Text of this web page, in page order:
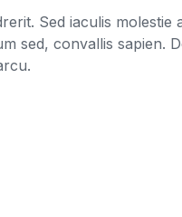
Sed iaculis molestie
sed, convallis sapien.